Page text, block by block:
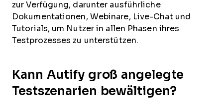
zur Verfügung, darunter ausführliche
Dokumentationen, Webinare, Live-Chat und
Tutorials, um Nutzer in allen Phasen ihres
Testprozesses zu unterstützen.
Kann Autify groß angelegte
Testszenarien bewältigen?